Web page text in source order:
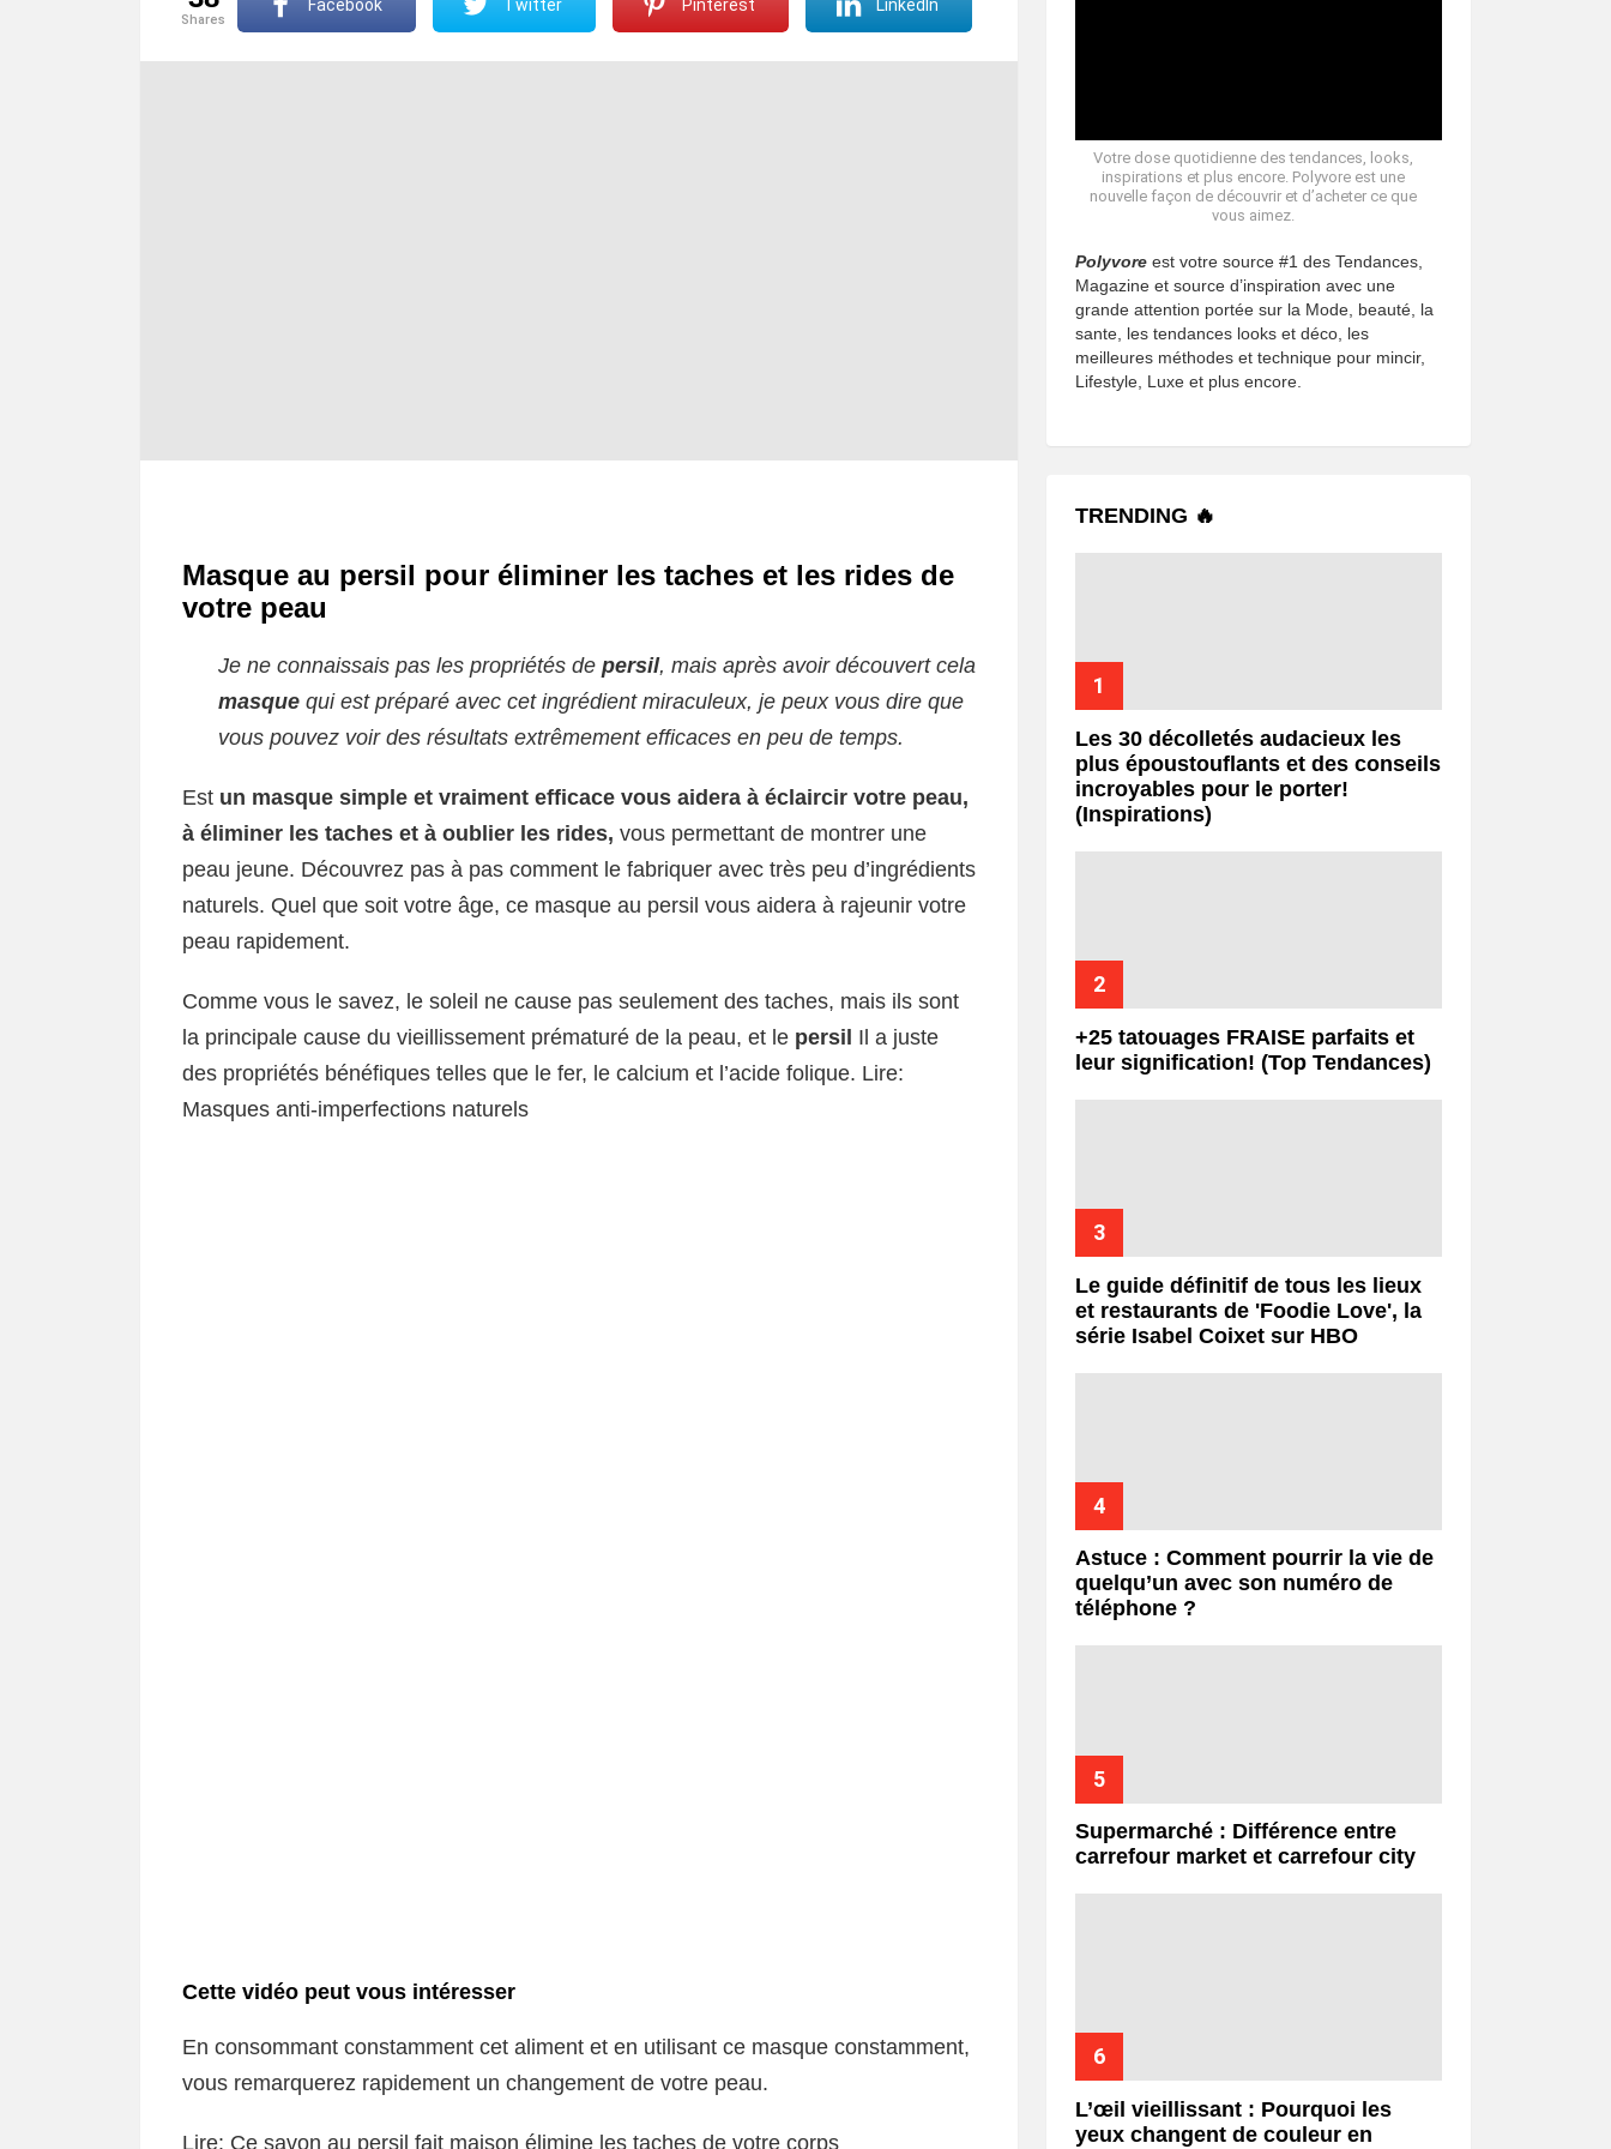
shares
Facebook Twitter Pinterest LinkedIn
Masque au persil pour éliminer les taches et les rides de
votre peau
Je ne connaissais pas les propriétés de persil, mais après avoir découvert cela
masque qui est préparé avec cet ingrédient miraculeux, je peux vous dire que
vous pouvez voir des résultats extrêmement efficaces en peu de temps.
Est un masque simple et vraiment efficace vous aidera à éclaircir votre peau,
à éliminer les taches et à oublier les rides, vous permettant de montrer une
peau jeune. Découvrez pas à pas comment le fabriquer avec très peu d’ingrédients
naturels. Quel que soit votre âge, ce masque au persil vous aidera à rajeunir votre
peau rapidement.
Comme vous le savez, le soleil ne cause pas seulement des taches, mais ils sont
la principale cause du vieillissement prématuré de la peau, et le persil Il a juste
des propriétés bénéfiques telles que le fer, le calcium et l’acide folique. Lire:
Masques anti-imperfections naturels
Cette vidéo peut vous intéresser
En consommant constamment cet aliment et en utilisant ce masque constamment,
vous remarquerez rapidement un changement de votre peau.
Lire: Ce savon au persil fait maison élimine les taches de votre corps
Votre dose quotidienne des tendances, looks,
inspirations et plus encore. Polyvore est une
nouvelle façon de découvrir et d’acheter ce que
vous aimez.
Polyvore est votre source #1 des Tendances,
Magazine et source d’inspiration avec une
grande attention portée sur la Mode, beauté, la
sante, les tendances looks et déco, les
meilleures méthodes et technique pour mincir,
Lifestyle, Luxe et plus encore.
TRENDING 🔥
Les 30 décolletés audacieux les
plus époustouflants et des conseils
incroyables pour le porter!
(Inspirations)
+25 tatouages ​​FRAISE parfaits et
leur signification! (Top Tendances)
Le guide définitif de tous les lieux
et restaurants de 'Foodie Love', la
série Isabel Coixet sur HBO
Astuce : Comment pourrir la vie de
quelqu’un avec son numéro de
téléphone ?
Supermarché : Différence entre
carrefour market et carrefour city
L’œil vieillissant : Pourquoi les
yeux changent de couleur en